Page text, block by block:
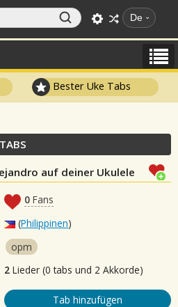
De
Bester Uke Tabs
auf deiner Ukulele
0 Fans
(Philippinen)
opm
2 Lieder (0 tabs und 2 Akkorde)
Tab hinzufügen